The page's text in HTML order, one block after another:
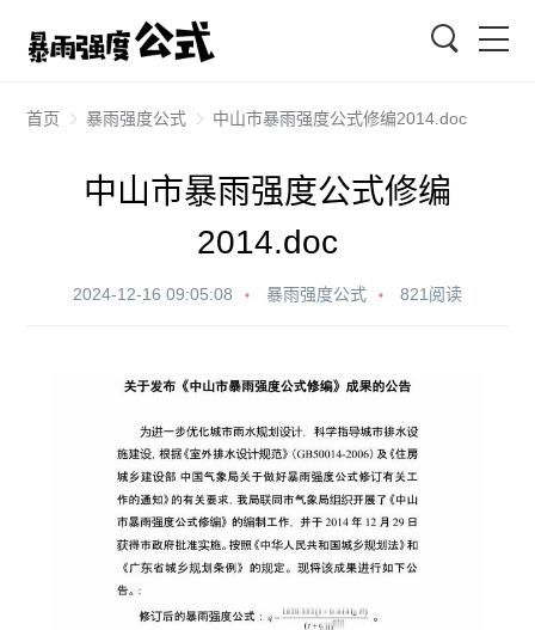
首页 暴雨强度公式 中山市暴雨强度公式修编2014.doc
中山市暴雨强度公式修编
2014.doc
2024-12-16 09:05:08 暴雨强度公式 821阅读